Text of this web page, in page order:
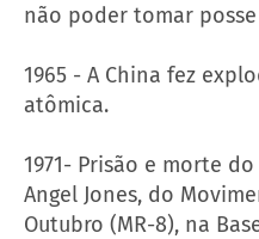
não poder tomar
1965 - A China fez
atômica.
1971- Prisão e morte
Angel Jones, do
Outubro (MR-8), na